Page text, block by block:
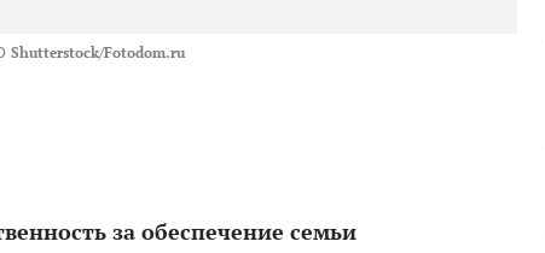
Shutterstock/Fotodom.ru
за обеспечение семьи